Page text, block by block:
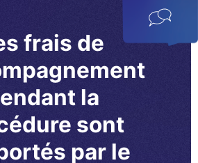
frais de
la
sont
par le